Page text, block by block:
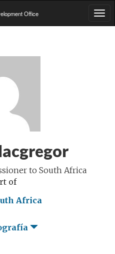
Office
to South Africa
of
Africa